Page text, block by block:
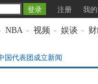
注册 我
NBA - 视频 - 娱谈 -
国代表团成立新闻